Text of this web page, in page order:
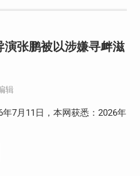
张鹏被以涉嫌寻衅滋
辑
年7月11日，本网获悉：2026年